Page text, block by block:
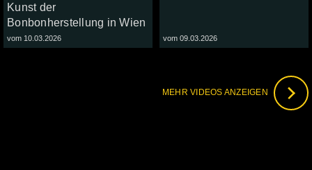
Kunst der
Bonbonherstellung in Wien
vom 10.03.2026 vom 09.03.2026
MEHR VIDEOS ANZEIGEN